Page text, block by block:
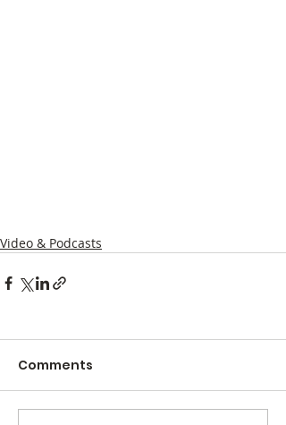
Video & Podcasts
Comments